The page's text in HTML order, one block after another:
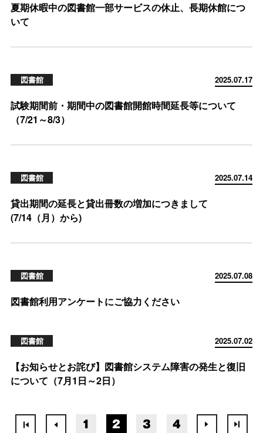
夏期休暇中の図書館一部サービスの休止、長期休館につ
いて
2025.07.17
図書館
試験期間前・期間中の図書館開館時間延長等について
（7/21～8/3）
2025.07.14
図書館
貸出期間の延長と貸出冊数の増加につきまして
(7/14（月）から)
2025.07.08
図書館
図書館利用アンケートにご協力ください
2025.07.02
図書館
【お知らせとお詫び】図書館システム障害の発生と復旧
について（7月1日～2日）
1 2 3 4